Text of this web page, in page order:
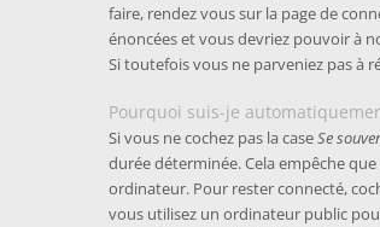
faire, rendez vous sur la page de
énoncées et vous devriez pouvoir à
Si toutefois vous ne parveniez pas à
Pourquoi suis-je
Si vous ne cochez pas la caseSe
durée déterminée. Cela empêche
ordinateur. Pour rester connecté,
vous utilisez un ordinateur public